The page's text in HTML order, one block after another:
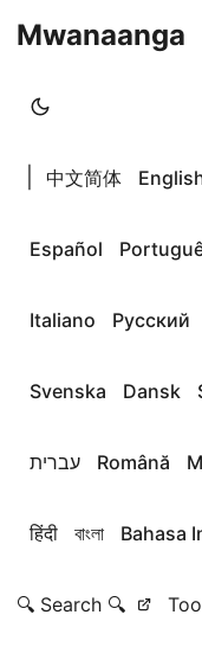
Mwanaanga
中文简体
Español
Italiano Русский
Svenska Dansk
עברית Română
हिंदी বাংলা Bahasa
🔍 Search 🔍